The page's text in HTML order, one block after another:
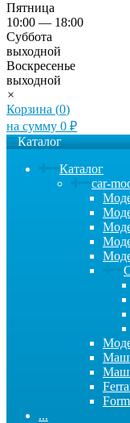
Пятница
10:00 — 18:00
Суббота
выходной
Воскресенье
выходной
×
Корзина (0)
на сумму 0 ₽
Каталог
Каталог
car-
...